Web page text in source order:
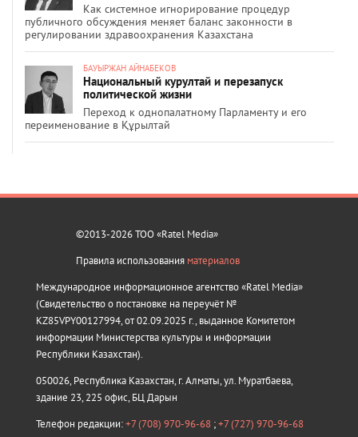
Как системное игнорирование процедур
публичного обсуждения меняет баланс законности в
регулировании здравоохранения Казахстана
БАУЫРЖАН АЙНАБЕКОВ
Национальный курултай и перезапуск
политической жизни
Переход к однопалатному Парламенту и его
переименование в Құрылтай
©2013-2026 ТОО «Ratel Media»
Правила использования материалов
Международное информационное агентство «Ratel Media»
(Свидетельство о постановке на переучёт №
KZ85VPY00127994, от 02.09.2025 г., выданное Комитетом
информации Министерства культуры и информации
Республики Казахстан).
050026, Республика Казахстан, г. Алматы, ул. Муратбаева,
здание 23, 225 офис, БЦ Дарын
Телефон редакции:+7 (708) 970-96-68 ;+7 (727) 970-96-68